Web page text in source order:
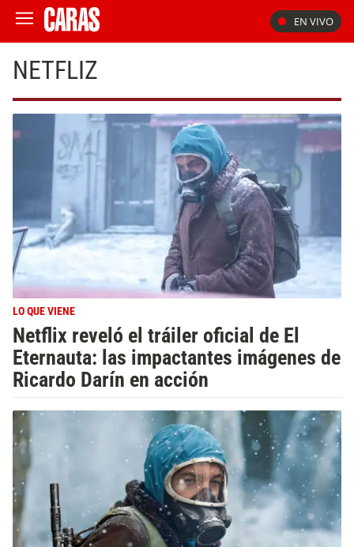
EN VIVO
NETFLIZ
LO QUE VIENE
Netflix reveló el tráiler oficial de El
Eternauta: las impactantes imágenes de
Ricardo Darín en acción